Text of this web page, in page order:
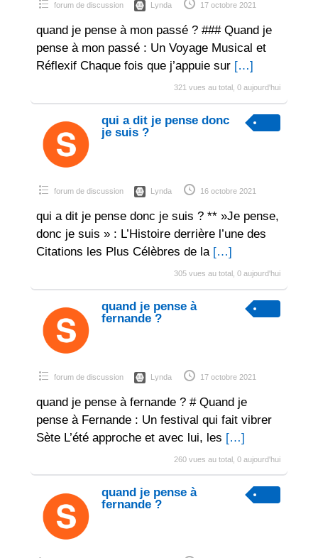
forum de discussion Lynda 17 octobre 2021
quand je pense à mon passé ? ### Quand je
pense à mon passé : Un Voyage Musical et
Réflexif Chaque fois que j’appuie sur […]
321 vues au total, 0 aujourd'hui
qui a dit je pense donc
je suis ?
forum de discussion Lynda 16 octobre 2021
qui a dit je pense donc je suis ? ** »Je pense,
donc je suis » : L’Histoire derrière l’une des
Citations les Plus Célèbres de la […]
305 vues au total, 0 aujourd'hui
quand je pense à
fernande ?
forum de discussion Lynda 17 octobre 2021
quand je pense à fernande ? # Quand je
pense à Fernande : Un festival qui fait vibrer
Sète L’été approche et avec lui, les […]
260 vues au total, 0 aujourd'hui
quand je pense à
fernande ?